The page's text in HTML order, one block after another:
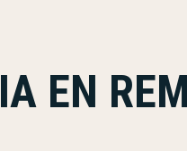
EN